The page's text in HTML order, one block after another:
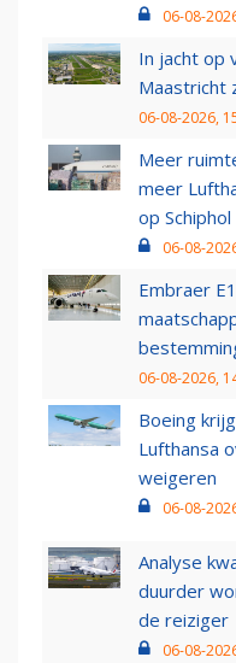
06-08-
In jacht op
Maastricht
06-08-2026,
Meer
meer
op Schiphol
06-08-
Embraer
06-08-2026,
Boeing
Lufthansa
weigeren
06-08-
Analyse
duurder
de reiziger
06-08-